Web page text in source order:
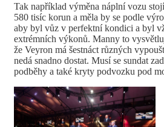
Tak například výměna náplní vozu
580 tisíc korun a měla by se podle
aby byl vůz v perfektní kondici a byl
extrémních výkonů. Manny to
že Veyron má šestnáct různých
nedá snadno dostat. Musí se sundat
podběhy a také kryty podvozku pod